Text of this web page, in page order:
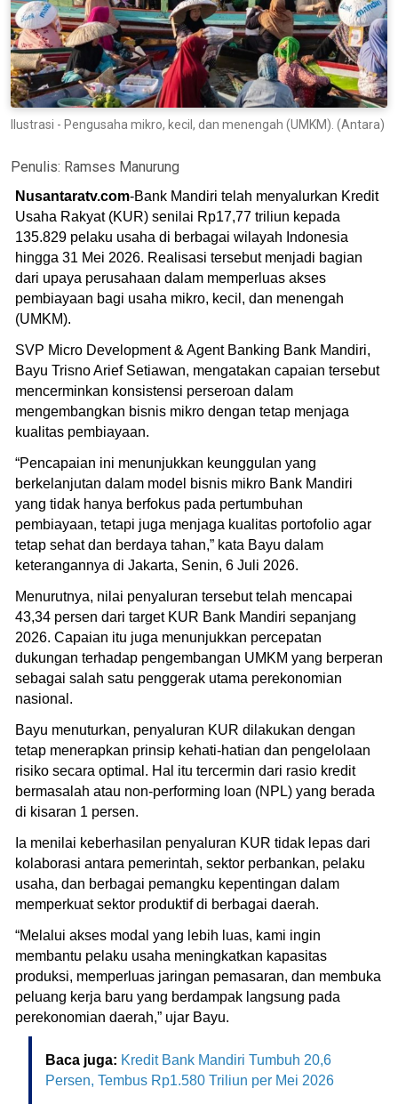
Ilustrasi - Pengusaha mikro, kecil, dan menengah (UMKM). (Antara)
Penulis: Ramses Manurung
Nusantaratv.com-Bank Mandiri telah menyalurkan Kredit
Usaha Rakyat (KUR) senilai Rp17,77 triliun kepada
135.829 pelaku usaha di berbagai wilayah Indonesia
hingga 31 Mei 2026. Realisasi tersebut menjadi bagian
dari upaya perusahaan dalam memperluas akses
pembiayaan bagi usaha mikro, kecil, dan menengah
(UMKM).
SVP Micro Development & Agent Banking Bank Mandiri,
Bayu Trisno Arief Setiawan, mengatakan capaian tersebut
mencerminkan konsistensi perseroan dalam
mengembangkan bisnis mikro dengan tetap menjaga
kualitas pembiayaan.
“Pencapaian ini menunjukkan keunggulan yang
berkelanjutan dalam model bisnis mikro Bank Mandiri
yang tidak hanya berfokus pada pertumbuhan
pembiayaan, tetapi juga menjaga kualitas portofolio agar
tetap sehat dan berdaya tahan,” kata Bayu dalam
keterangannya di Jakarta, Senin, 6 Juli 2026.
Menurutnya, nilai penyaluran tersebut telah mencapai
43,34 persen dari target KUR Bank Mandiri sepanjang
2026. Capaian itu juga menunjukkan percepatan
dukungan terhadap pengembangan UMKM yang berperan
sebagai salah satu penggerak utama perekonomian
nasional.
Bayu menuturkan, penyaluran KUR dilakukan dengan
tetap menerapkan prinsip kehati-hatian dan pengelolaan
risiko secara optimal. Hal itu tercermin dari rasio kredit
bermasalah atau non-performing loan (NPL) yang berada
di kisaran 1 persen.
Ia menilai keberhasilan penyaluran KUR tidak lepas dari
kolaborasi antara pemerintah, sektor perbankan, pelaku
usaha, dan berbagai pemangku kepentingan dalam
memperkuat sektor produktif di berbagai daerah.
“Melalui akses modal yang lebih luas, kami ingin
membantu pelaku usaha meningkatkan kapasitas
produksi, memperluas jaringan pemasaran, dan membuka
peluang kerja baru yang berdampak langsung pada
perekonomian daerah,” ujar Bayu.
Baca juga: Kredit Bank Mandiri Tumbuh 20,6
Persen, Tembus Rp1.580 Triliun per Mei 2026